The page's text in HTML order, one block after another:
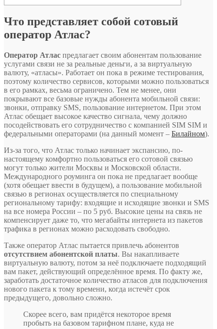
Что представляет собой сотовый
оператор Атлас?
Оператор Атлас предлагает своим абонентам пользование
услугами связи не за реальные деньги, а за виртуальную
валюту, «атласы». Работает он пока в режиме тестирования,
поэтому количество сервисов, которыми можно пользоваться
в его рамках, весьма ограничено. Тем не менее, они
покрывают все базовые нужды абонента мобильной связи:
звонки, отправку SMS, пользование интернетом. При этом
Атлас обещает высокое качество сигнала, чему должно
посодействовать его сотрудничество с компанией SIM SIM и
федеральными операторами (на данный момент – Билайном).
Из-за того, что Атлас только начинает экспансию, по-
настоящему комфортно пользоваться его сотовой связью
могут только жители Москвы и Московской области.
Международного роуминга он пока не предлагает вообще
(хотя обещает ввести в будущем), а пользование мобильной
связью в регионах осуществляется по специальному
региональному тарифу: входящие и исходящие звонки и SMS
на все номера России – по 5 руб. Высокие цены на связь не
компенсирует даже то, что мегабайты интернета из пакетов
трафика в регионах можно расходовать свободно.
Также оператор Атлас пытается привлечь абонентов
отсутствием абонентской платы. Вы накапливаете
виртуальную валюту, потом за неё подключаете подходящий
вам пакет, действующий определённое время. По факту же,
заработать достаточное количество атласов для подключения
нового пакета к тому времени, когда истечёт срок
предыдущего, довольно сложно.
Скорее всего, вам придётся некоторое время
пробыть на базовом тарифном плане, куда не